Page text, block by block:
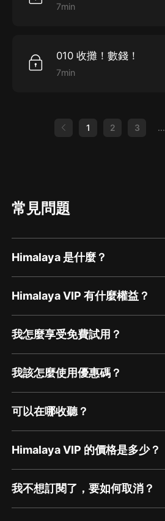
7min
010 收攤！數錢！
7min
1 2 3 ...
常見問題
Himalaya 是什麼？
Himalaya VIP 有什麼權益？
我怎麼享受免費試用？
我該怎麼使用優惠碼？
可以在哪收聽？
Himalaya VIP 的價格是多少？
我不想訂閱了，要如何取消？